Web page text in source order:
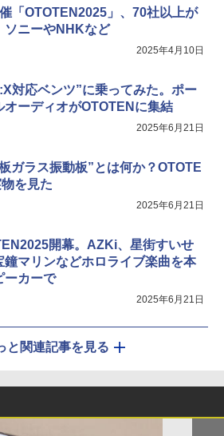
「OTOTEN2025」、70社以上が
ソニーやNHKなど
2025年4月10日
対応ベンツ”に乗ってみた。ポー
オーディオがOTOTENに集結
2025年6月21日
ガラス振動板”とは何か？OTOTE
を見た
2025年6月21日
開幕。AZKi、星街すいせ
鐘マリンなどホロライブ楽曲を本
ーカーで
2025年6月21日
と関連記事を見る